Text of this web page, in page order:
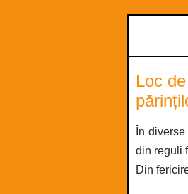
Loc
În
din reguli
Din